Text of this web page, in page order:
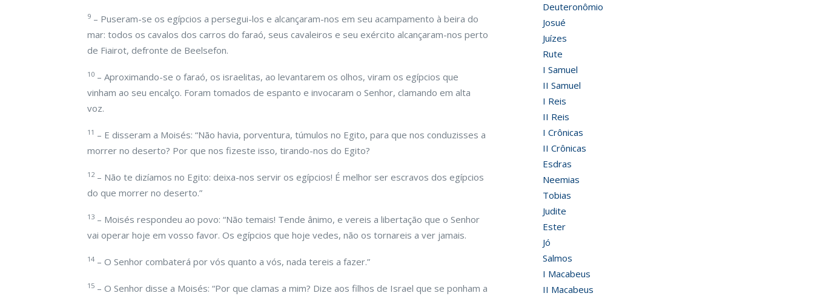
9 – Puseram-se os egípcios a persegui-los e alcançaram-nos em seu acampamento à beira do
mar: todos os cavalos dos carros do faraó, seus cavaleiros e seu exército alcançaram-nos perto
de Fiairot, defronte de Beelsefon.
10 – Aproximando-se o faraó, os israelitas, ao levantarem os olhos, viram os egípcios que
vinham ao seu encalço. Foram tomados de espanto e invocaram o Senhor, clamando em alta
voz.
11 – E disseram a Moisés: “Não havia, porventura, túmulos no Egito, para que nos conduzisses a
morrer no deserto? Por que nos fizeste isso, tirando-nos do Egito?
12– Não te dizíamos no Egito: deixa-nos servir os egípcios! É melhor ser escravos dos egípcios
do que morrer no deserto.”
13 – Moisés respondeu ao povo: “Não temais! Tende ânimo, e vereis a libertação que o Senhor
vai operar hoje em vosso favor. Os egípcios que hoje vedes, não os tornareis a ver jamais.
14 – O Senhor combaterá por vós quanto a vós, nada tereis a fazer.”
15 – O Senhor disse a Moisés: “Por que clamas a mim? Dize aos filhos de Israel que se ponham a
Deuteronômio
Josué
Juízes
Rute
I Samuel
II Samuel
I Reis
II Reis
I Crônicas
II Crônicas
Esdras
Neemias
Tobias
Judite
Ester
Jó
Salmos
I Macabeus
II Macabeus